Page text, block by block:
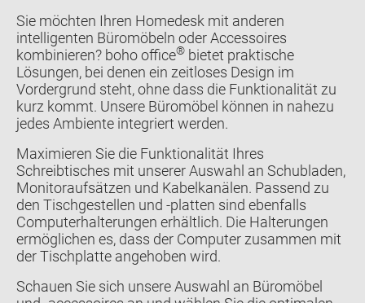
Sie möchten Ihren Homedesk mit anderen
intelligenten Büromöbeln oder Accessoires
kombinieren? boho office® bietet praktische
Lösungen, bei denen ein zeitloses Design im
Vordergrund steht, ohne dass die Funktionalität zu
kurz kommt. Unsere Büromöbel können in nahezu
jedes Ambiente integriert werden.
Maximieren Sie die Funktionalität Ihres
Schreibtisches mit unserer Auswahl an Schubladen,
Monitoraufsätzen und Kabelkanälen. Passend zu
den Tischgestellen und -platten sind ebenfalls
Computerhalterungen erhältlich. Die Halterungen
ermöglichen es, dass der Computer zusammen mit
der Tischplatte angehoben wird.
Schauen Sie sich unsere Auswahl an Büromöbel